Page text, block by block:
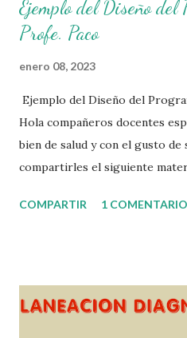
Ejemplo del Diseño
Profe. Paco
enero 08, 2023
Ejemplo del Diseño del
Hola compañeros docentes
bien de salud y con el gusto
compartirles el siguiente
Esperando que este material
agradecemos a los creadores
COMPARTIR 1 COMENTARIO